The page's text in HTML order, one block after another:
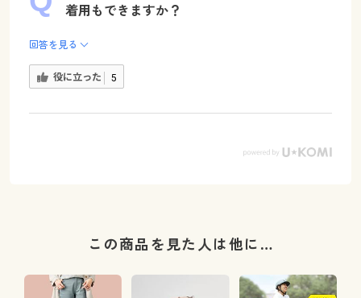
着用もできますか？
回答を見る
役に立った 5
この商品を見た人は他に…